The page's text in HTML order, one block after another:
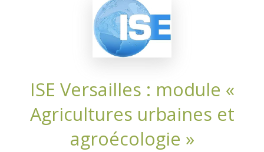
ISE Versailles : module «
Agricultures urbaines et
agroécologie »